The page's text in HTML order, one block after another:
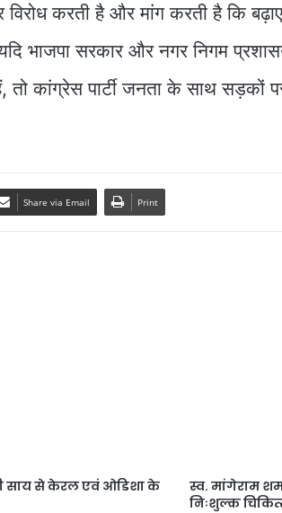
विरोध करती है और मांग करती है कि
भाजपा सरकार और नगर निगम
तो कांग्रेस पार्टी जनता के साथ सड़कों
Share via Email Print
साय से केरल एवं ओडिशा के
स्व. मांगेराम
निःशुल्क